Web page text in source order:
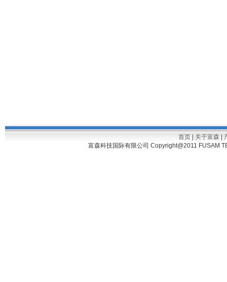
首页 关于富森
富森科技国际有限公司 Copyright@2011 FUSAM